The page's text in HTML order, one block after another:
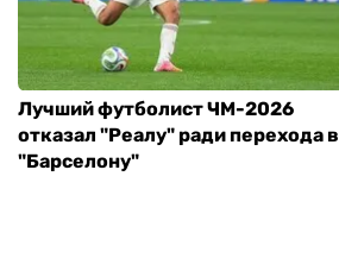
Лучший футболист ЧМ-2026
отказал "Реалу" ради перехода в
"Барселону"